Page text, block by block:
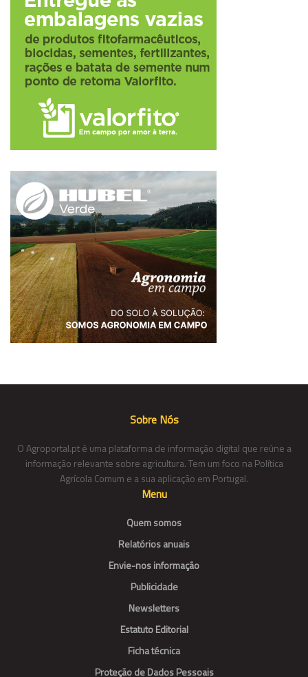
Sobre Nós
O Agroportal.pt é uma plataforma de informação digital que reúne a
informação relevante sobre agricultura. Tem um foco na Política
Agrícola Comum e a sua aplicação em Portugal.
Menu
Quem somos
Relatórios anuais
Envie-nos informação
Publicidade
Newsletters
Estatuto Editorial
Ficha técnica
Proteção de Dados Pessoais